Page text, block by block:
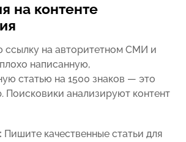
на контенте
ссылку на авторитетном СМИ и
написанную,
статью на 1500 знаков — это
Поисковики анализируют контент
Пишите качественные статьи для